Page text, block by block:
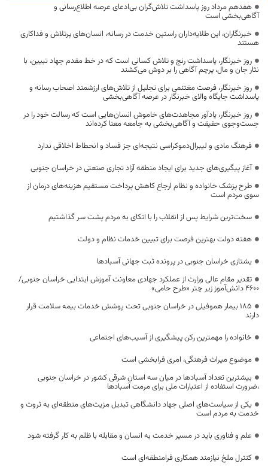
هفدهم مرداد روز پاسداشت تلاش‌گران بی‌ادعای عرصه اطلاع‌رسانی و
آگاهی‌بخشی است
خبرنگاران، این طلایه‌داران راستین خدمت در رسانه، انسان‌های پرتلاش و فداکاری
هستند
روز خبرنگار، پاسداشت رنج و تلاش کسانی است که در خط مقدم جهاد تبیین، با
نثار جان و مال، پرچم آگاهی را بر دوش می‌کشند
روز خبرنگار، فرصت مغتنمی برای تجلیل از تلاش‌های ارزشمند اصحاب رسانه و
پاسداشت جایگاه والای خبرنگار در عرصه آگاهی‌بخشی
روز خبرنگار، یادآور مجاهدت‌های خاموش انسان‌هایی است که رسالت خود را در
جست‌وجوی حقیقت و آگاهی‌بخشی به جامعه معنا کرده‌اند
فرهنگ مادی و لیبرال‌دموکراسی نتیجه‌ای جز فساد و انحطاط اخلاقی ندارد
آغاز پیگیری‌های جدید برای ایجاد منطقه آزاد تجاری صنعتی در خراسان جنوبی
طرح پزشک خانواده و نظام ارجاع کاهش پرداخت مستقیم هزینه‌های درمان از
سوی مردم است
سخت‌ترین شرایط پس از انقلاب را با اتکای به مردم پشت سر گذاشتیم
هفته دولت بهترین فرصت برای تبیین خدمات نظام و دولت
یشتازی خراسان جنوبی در پرونده ثبت جهانی آسبادها
تقدیر مقام عالی وزارت از عملکرد جهادی معاونت آموزش ابتدایی خراسان جنوبی/
۴۶۰۰ دانش‌آموز زیر چتر «طرح حامی»
۱۸۵ بیمار هموفیلی در خراسان جنوبی تحت پوشش خدمات بیمه سلامت قرار
دارند
خانواده را مهمترین رکن پیشگیری از آسیب‌های اجتماعی
موضوع میراث فرهنگی، امری فرابخشی است
بیشترین تعداد آسبادها در میان سه استان شرقی کشور در خراسان جنوبی
،ضرورت استفاده از اعتبارات ملی برای مرمت آسبادها
یکی از سیاست‌های اصلی جهاد دانشگاهی تبدیل مزیت‌های منطقه‌ای به ثروت و
خدمت به مردم است
علم و فناوری باید در مسیر خدمت به انسان و مقابله با ظلم به کار گرفته شود
کنترل ملخ نیازمند همکاری فرامنطقه‌ای است